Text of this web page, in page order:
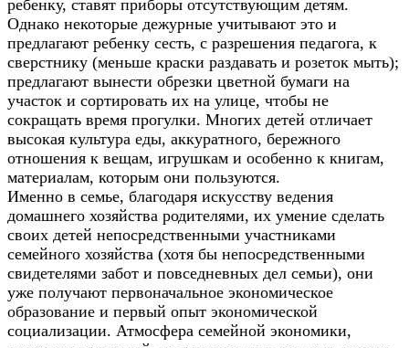
ребенку, ставят приборы отсутствующим детям.
Однако некоторые дежурные учитывают это и
предлагают ребенку сесть, с разрешения педагога, к
сверстнику (меньше краски раздавать и розеток мыть);
предлагают вынести обрезки цветной бумаги на
участок и сортировать их на улице, чтобы не
сокращать время прогулки. Многих детей отличает
высокая культура еды, аккуратного, бережного
отношения к вещам, игрушкам и особенно к книгам,
материалам, которым они пользуются.
Именно в семье, благодаря искусству ведения
домашнего хозяйства родителями, их умение сделать
своих детей непосредственными участниками
семейного хозяйства (хотя бы непосредственными
свидетелями забот и повседневных дел семьи), они
уже получают первоначальное экономическое
образование и первый опыт экономической
социализации. Атмосфера семейной экономики,